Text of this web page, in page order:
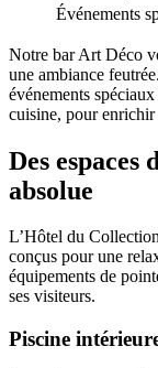
Événements
Notre bar Art Déco
une ambiance
événements
cuisine, pour
Des espaces
absolue
L’Hôtel du
conçus pour une
équipements de
ses visiteurs.
Piscine